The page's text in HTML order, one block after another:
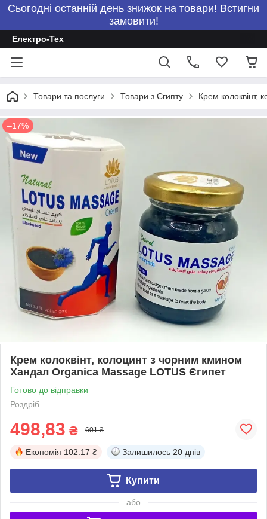
Сьогодні останній день знижок на товари! Встигни
замовити!
Електро-Тех
Товари та послуги Товари з Єгипту Крем колоквінт,
–17%
Крем колоквінт, колоцинт з чорним кмином
Хандал Organica Massage LOTUS Єгипет
Готово до відправки
Роздріб
498,83 ₴ 601 ₴
Економія 102.17 ₴ Залишилось 20 днів
Купити
або